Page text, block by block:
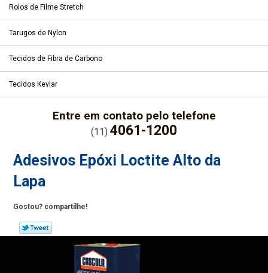
Rolos de Filme Stretch
Tarugos de Nylon
Tecidos de Fibra de Carbono
Tecidos Kevlar
Entre em contato pelo telefone
(11) 4061-1200
Adesivos Epóxi Loctite Alto da
Lapa
Gostou? compartilhe!